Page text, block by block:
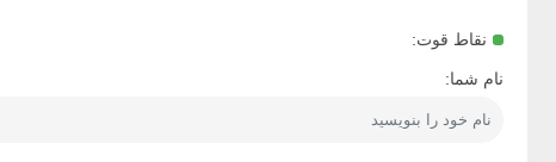
نقاط قوت:
نام شما: